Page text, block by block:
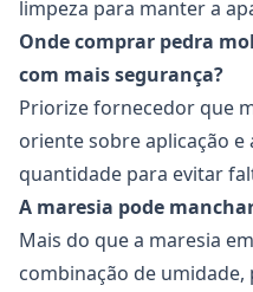
limpeza para manter a
Onde comprar pedra
com mais segurança?
Priorize fornecedor que
oriente sobre aplicação e
quantidade para evitar
A maresia pode
Mais do que a maresia
combinação de